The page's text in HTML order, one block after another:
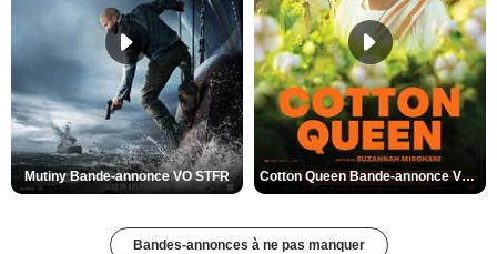
Mutiny Bande-annonce VO STFR Cotton Queen Bande-annonce VO STFR
Bandes-annonces à ne pas manquer